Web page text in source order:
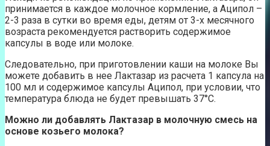
принимается в каждое молочное кормление, а Аципол –
2-3 раза в сутки во время еды, детям от 3-х месячного
возраста рекомендуется растворить содержимое
капсулы в воде или молоке.
Следовательно, при приготовлении каши на молоке Вы
можете добавить в нее Лактазар из расчета 1 капсула на
100 мл и содержимое капсулы Аципол, при условии, что
температура блюда не будет превышать 37°С.
Можно ли добавлять Лактазар в молочную смесь на
основе козьего молока?